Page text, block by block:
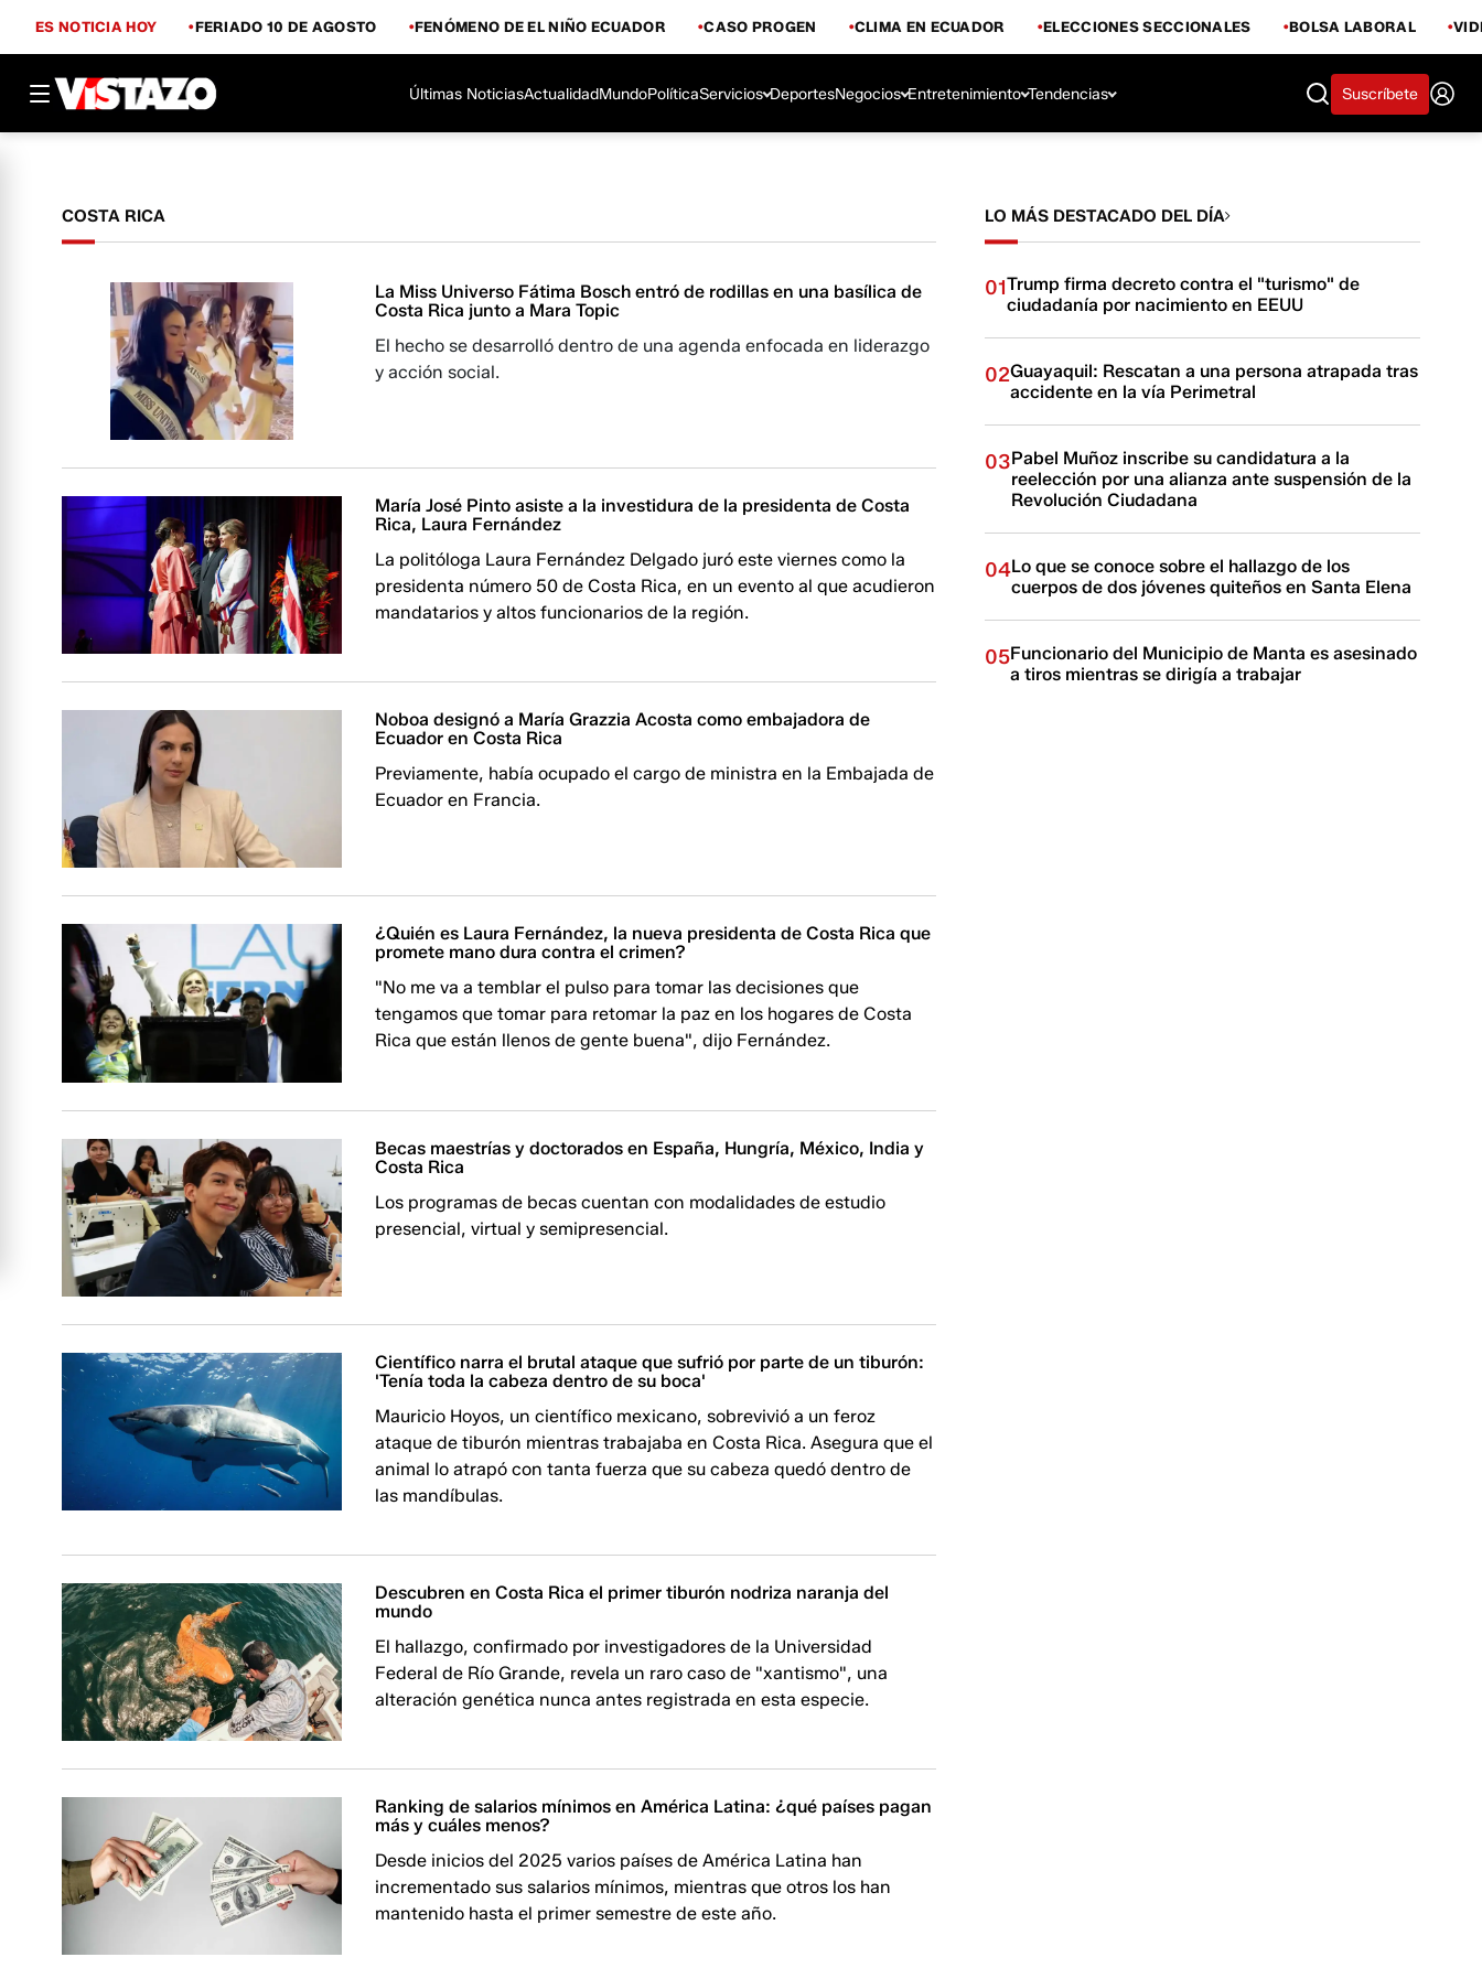
ES NOTICIA HOY FERIADO 10 DE AGOSTO FENÓMENO DE EL NIÑO ECUADOR CASO PROGEN CLIMA EN ECUADOR ELECCIONES SECCIONALES BOLSA LABORAL
Últimas NoticiasActualidadMundoPolíticaServicios DeportesNegocios Entretenimiento Tendencias Suscríbete
COSTA RICA
La Miss Universo Fátima Bosch entró de rodillas en una basílica de
Costa Rica junto a Mara Topic
El hecho se desarrolló dentro de una agenda enfocada en liderazgo
y acción social.
María José Pinto asiste a la investidura de la presidenta de Costa
Rica, Laura Fernández
La politóloga Laura Fernández Delgado juró este viernes como la
presidenta número 50 de Costa Rica, en un evento al que acudieron
mandatarios y altos funcionarios de la región.
Noboa designó a María Grazzia Acosta como embajadora de
Ecuador en Costa Rica
Previamente, había ocupado el cargo de ministra en la Embajada de
Ecuador en Francia.
¿Quién es Laura Fernández, la nueva presidenta de Costa Rica que
promete mano dura contra el crimen?
"No me va a temblar el pulso para tomar las decisiones que
tengamos que tomar para retomar la paz en los hogares de Costa
Rica que están llenos de gente buena", dijo Fernández.
Becas maestrías y doctorados en España, Hungría, México, India y
Costa Rica
Los programas de becas cuentan con modalidades de estudio
presencial, virtual y semipresencial.
Científico narra el brutal ataque que sufrió por parte de un tiburón:
'Tenía toda la cabeza dentro de su boca'
Mauricio Hoyos, un científico mexicano, sobrevivió a un feroz
ataque de tiburón mientras trabajaba en Costa Rica. Asegura que el
animal lo atrapó con tanta fuerza que su cabeza quedó dentro de
las mandíbulas.
Descubren en Costa Rica el primer tiburón nodriza naranja del
mundo
El hallazgo, confirmado por investigadores de la Universidad
Federal de Río Grande, revela un raro caso de "xantismo", una
alteración genética nunca antes registrada en esta especie.
Ranking de salarios mínimos en América Latina: ¿qué países pagan
más y cuáles menos?
Desde inicios del 2025 varios países de América Latina han
incrementado sus salarios mínimos, mientras que otros los han
mantenido hasta el primer semestre de este año.
LO MÁS DESTACADO DEL DÍA
01Trump firma decreto contra el "turismo" de
ciudadanía por nacimiento en EEUU
02Guayaquil: Rescatan a una persona atrapada tras
accidente en la vía Perimetral
03Pabel Muñoz inscribe su candidatura a la
reelección por una alianza ante suspensión de la
Revolución Ciudadana
04Lo que se conoce sobre el hallazgo de los
cuerpos de dos jóvenes quiteños en Santa Elena
05Funcionario del Municipio de Manta es asesinado
a tiros mientras se dirigía a trabajar